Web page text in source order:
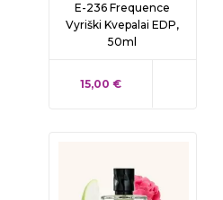
E-236 Frequence
Vyriški Kvepalai EDP,
50ml
KAINA
15,00 €